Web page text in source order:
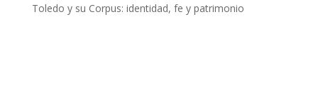
Toledo y su Corpus: identidad, fe y patrimonio